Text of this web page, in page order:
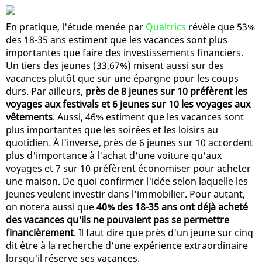
En pratique, l'étude menée par Qualtrics révèle que 53%
des 18-35 ans estiment que les vacances sont plus
importantes que faire des investissements financiers.
Un tiers des jeunes (33,67%) misent aussi sur des
vacances plutôt que sur une épargne pour les coups
durs. Par ailleurs, près de 8 jeunes sur 10 préfèrent les
voyages aux festivals et 6 jeunes sur 10 les voyages aux
vêtements. Aussi, 46% estiment que les vacances sont
plus importantes que les soirées et les loisirs au
quotidien. À l'inverse, près de 6 jeunes sur 10 accordent
plus d'importance à l'achat d'une voiture qu'aux
voyages et 7 sur 10 préfèrent économiser pour acheter
une maison. De quoi confirmer l'idée selon laquelle les
jeunes veulent investir dans l'immobilier. Pour autant,
on notera aussi que40% des 18-35 ans ont déjà acheté
des vacances qu'ils ne pouvaient pas se permettre
financièrement. Il faut dire que près d'un jeune sur cinq
dit être à la recherche d'une expérience extraordinaire
lorsqu'il réserve ses vacances.